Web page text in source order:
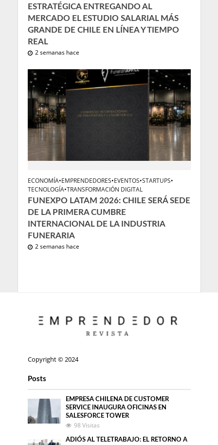
ESTRATÉGICA ENTREGANDO AL
MERCADO EL ESTUDIO SALARIAL MÁS
GRANDE DE CHILE EN LÍNEA Y TIEMPO
REAL
2 semanas hace
ECONOMÍA•EMPRENDEDORES•EVENTOS•STARTUPS•
TECNOLOGÍA•TRANSFORMACIÓN DIGITAL
FUNEXPO LATAM 2026: CHILE SERÁ SEDE
DE LA PRIMERA CUMBRE
INTERNACIONAL DE LA INDUSTRIA
FUNERARIA
2 semanas hace
Copyright © 2024
Posts
EMPRESA CHILENA DE CUSTOMER
SERVICE INAUGURA OFICINAS EN
SALESFORCE TOWER
98 Visitas
ADIÓS AL TELETRABAJO: EL RETORNO A